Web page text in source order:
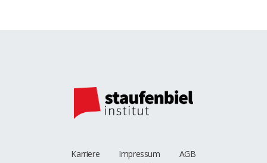
Karriere Impressum
AGB